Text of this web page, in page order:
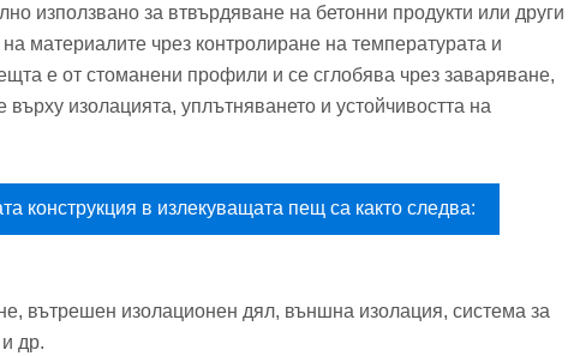
използвано за втвърдяване на бетонни продукти или други
материалите чрез контролиране на температурата и
е от стоманени профили и се сглобява чрез заваряване,
изолацията, уплътняването и устойчивостта на
конструкция в излекуващата пещ са както следва:
вътрешен изолационен дял, външна изолация, система за
др.